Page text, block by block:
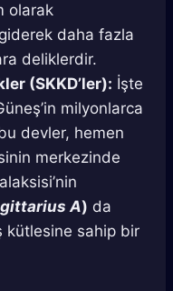
olarak
daha fazla
deliklerdir.
(SKKD’ler): İşte
milyonlarca
devler, hemen
merkezinde
A) da
kütlesine sahip bir